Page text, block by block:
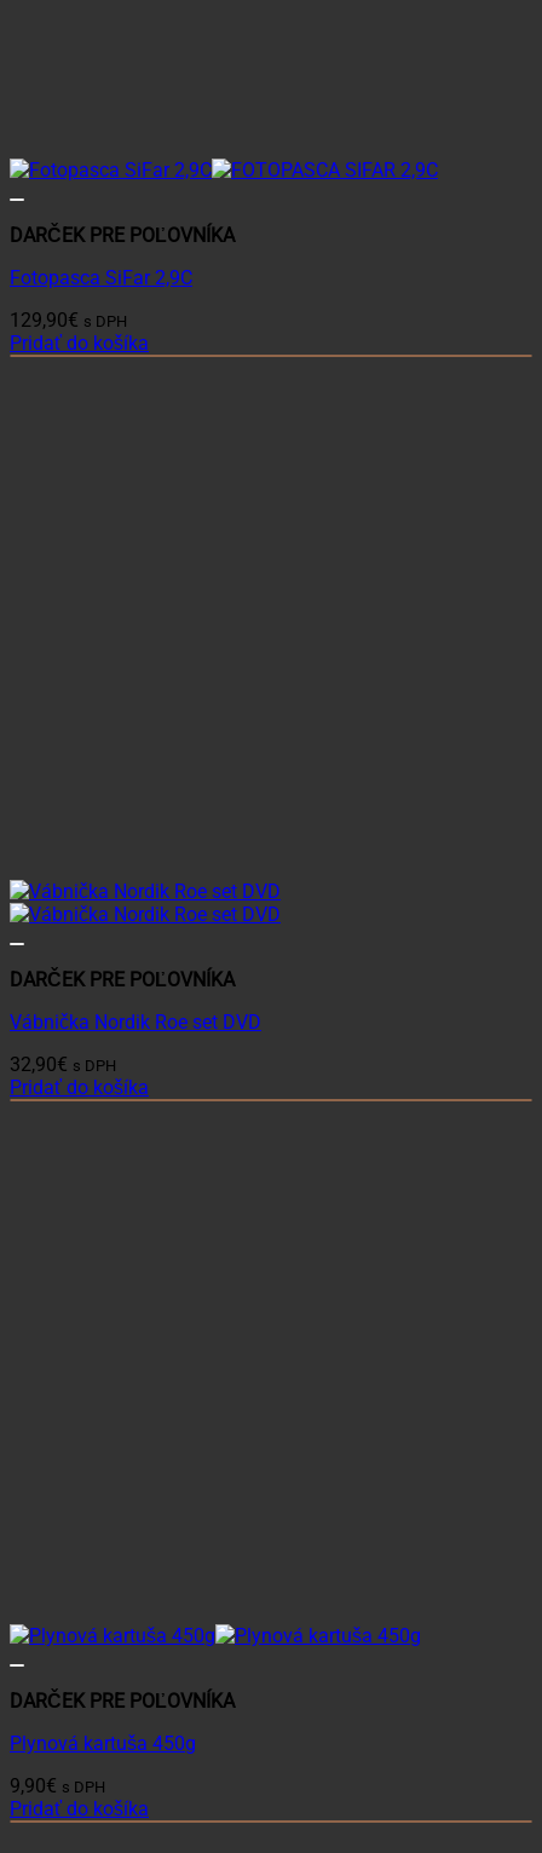
DARČEK PRE POĽOVNÍKA
Fotopasca SiFar 2,9C
129,90€ s DPH
Pridať do košíka
DARČEK PRE POĽOVNÍKA
Vábnička Nordik Roe set DVD
32,90€ s DPH
Pridať do košíka
DARČEK PRE POĽOVNÍKA
Plynová kartuša 450g
9,90€ s DPH
Pridať do košíka